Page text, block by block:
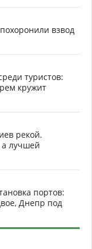
взвод
туристов:
кружит
рекой.
лучшей
портов:
Днепр под